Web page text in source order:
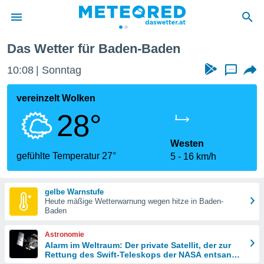
wurde
dass
sind.
diese
Das Wetter für Baden-Baden
10:08 Sonntag ...
vereinzelt Wolken
28°
gefühlte Temperatur 27°
Westen
5
16 km/h
gelbe Warnstufe
Heute mäßige Wetterwarnung wegen hitze in Baden-
Baden
Astronomie
Alarm im Weltraum: Der private Satellit, der zur
Rettung des Swift-Teleskops der NASA entsandt